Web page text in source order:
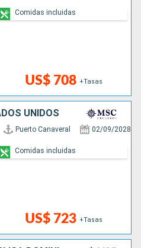
US$ 708 +Tasas
Comidas incluidas
UNIDOS
Puerto Canaveral 02/09/2028
US$ 723 +Tasas
Comidas incluidas